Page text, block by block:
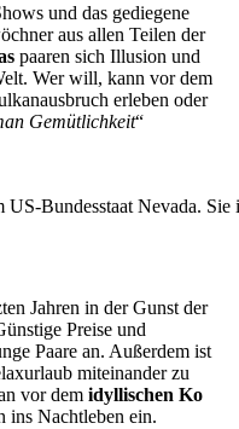
und das gediegene
aus allen Teilen der
paaren sich Illusion und
Wer will, kann vor dem
erleben oder
Gemütlichkeit“
US-Bundesstaat Nevada.
Jahren in der Gunst der
Preise und
Paare an. Außerdem ist
miteinander zu
vor dem idyllischen Ko
ins Nachtleben ein.